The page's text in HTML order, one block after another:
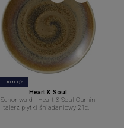
promocja
Heart & Soul
Schonwald - Heart & Soul Cumin
talerz płytki śniadaniowy 21cm